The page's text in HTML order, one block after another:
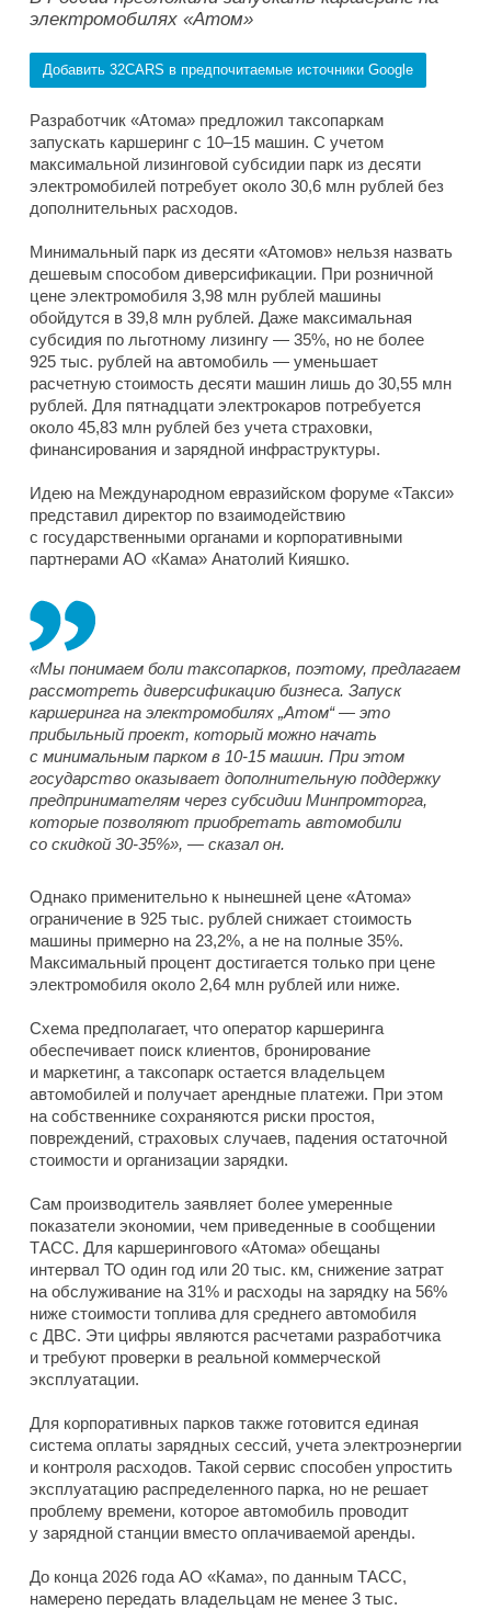
электромобилях «Атом»
Добавить 32CARS в предпочитаемые источники Google
Разработчик «Атома» предложил таксопаркам
запускать каршеринг с 10–15 машин. С учетом
максимальной лизинговой субсидии парк из десяти
электромобилей потребует около 30,6 млн рублей без
дополнительных расходов.
Минимальный парк из десяти «Атомов» нельзя назвать
дешевым способом диверсификации. При розничной
цене электромобиля 3,98 млн рублей машины
обойдутся в 39,8 млн рублей. Даже максимальная
субсидия по льготному лизингу — 35%, но не более
925 тыс. рублей на автомобиль — уменьшает
расчетную стоимость десяти машин лишь до 30,55 млн
рублей. Для пятнадцати электрокаров потребуется
около 45,83 млн рублей без учета страховки,
финансирования и зарядной инфраструктуры.
Идею на Международном евразийском форуме «Такси»
представил директор по взаимодействию
с государственными органами и корпоративными
партнерами АО «Кама» Анатолий Кияшко.
«Мы понимаем боли таксопарков, поэтому, предлагаем
рассмотреть диверсификацию бизнеса. Запуск
каршеринга на электромобилях „Атом“ — это
прибыльный проект, который можно начать
с минимальным парком в 10-15 машин. При этом
государство оказывает дополнительную поддержку
предпринимателям через субсидии Минпромторга,
которые позволяют приобретать автомобили
со скидкой 30-35%», — сказал он.
Однако применительно к нынешней цене «Атома»
ограничение в 925 тыс. рублей снижает стоимость
машины примерно на 23,2%, а не на полные 35%.
Максимальный процент достигается только при цене
электромобиля около 2,64 млн рублей или ниже.
Схема предполагает, что оператор каршеринга
обеспечивает поиск клиентов, бронирование
и маркетинг, а таксопарк остается владельцем
автомобилей и получает арендные платежи. При этом
на собственнике сохраняются риски простоя,
повреждений, страховых случаев, падения остаточной
стоимости и организации зарядки.
Сам производитель заявляет более умеренные
показатели экономии, чем приведенные в сообщении
ТАСС. Для каршерингового «Атома» обещаны
интервал ТО один год или 20 тыс. км, снижение затрат
на обслуживание на 31% и расходы на зарядку на 56%
ниже стоимости топлива для среднего автомобиля
с ДВС. Эти цифры являются расчетами разработчика
и требуют проверки в реальной коммерческой
эксплуатации.
Для корпоративных парков также готовится единая
система оплаты зарядных сессий, учета электроэнергии
и контроля расходов. Такой сервис способен упростить
эксплуатацию распределенного парка, но не решает
проблему времени, которое автомобиль проводит
у зарядной станции вместо оплачиваемой аренды.
До конца 2026 года АО «Кама», по данным ТАСС,
намерено передать владельцам не менее 3 тыс.